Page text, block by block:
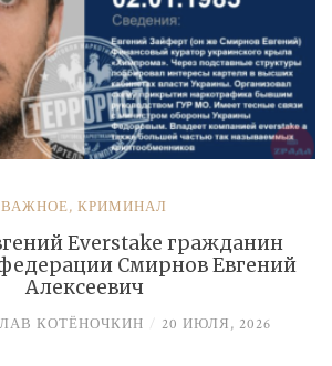
ВАЖНОЕ, КРИМИНАЛ
Everstake гражданин
Смирнов Евгений
Алексеевич
КОТЁНОЧКИН / 20 ИЮЛЯ, 2026